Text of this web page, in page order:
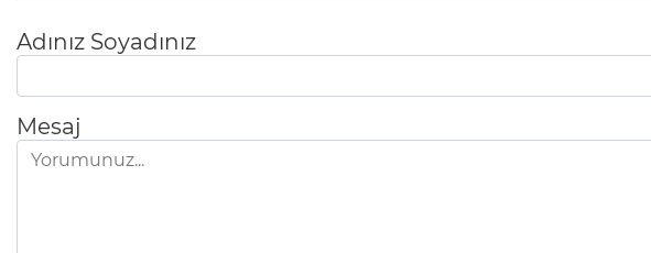
Adınız Soyadınız
Mesaj